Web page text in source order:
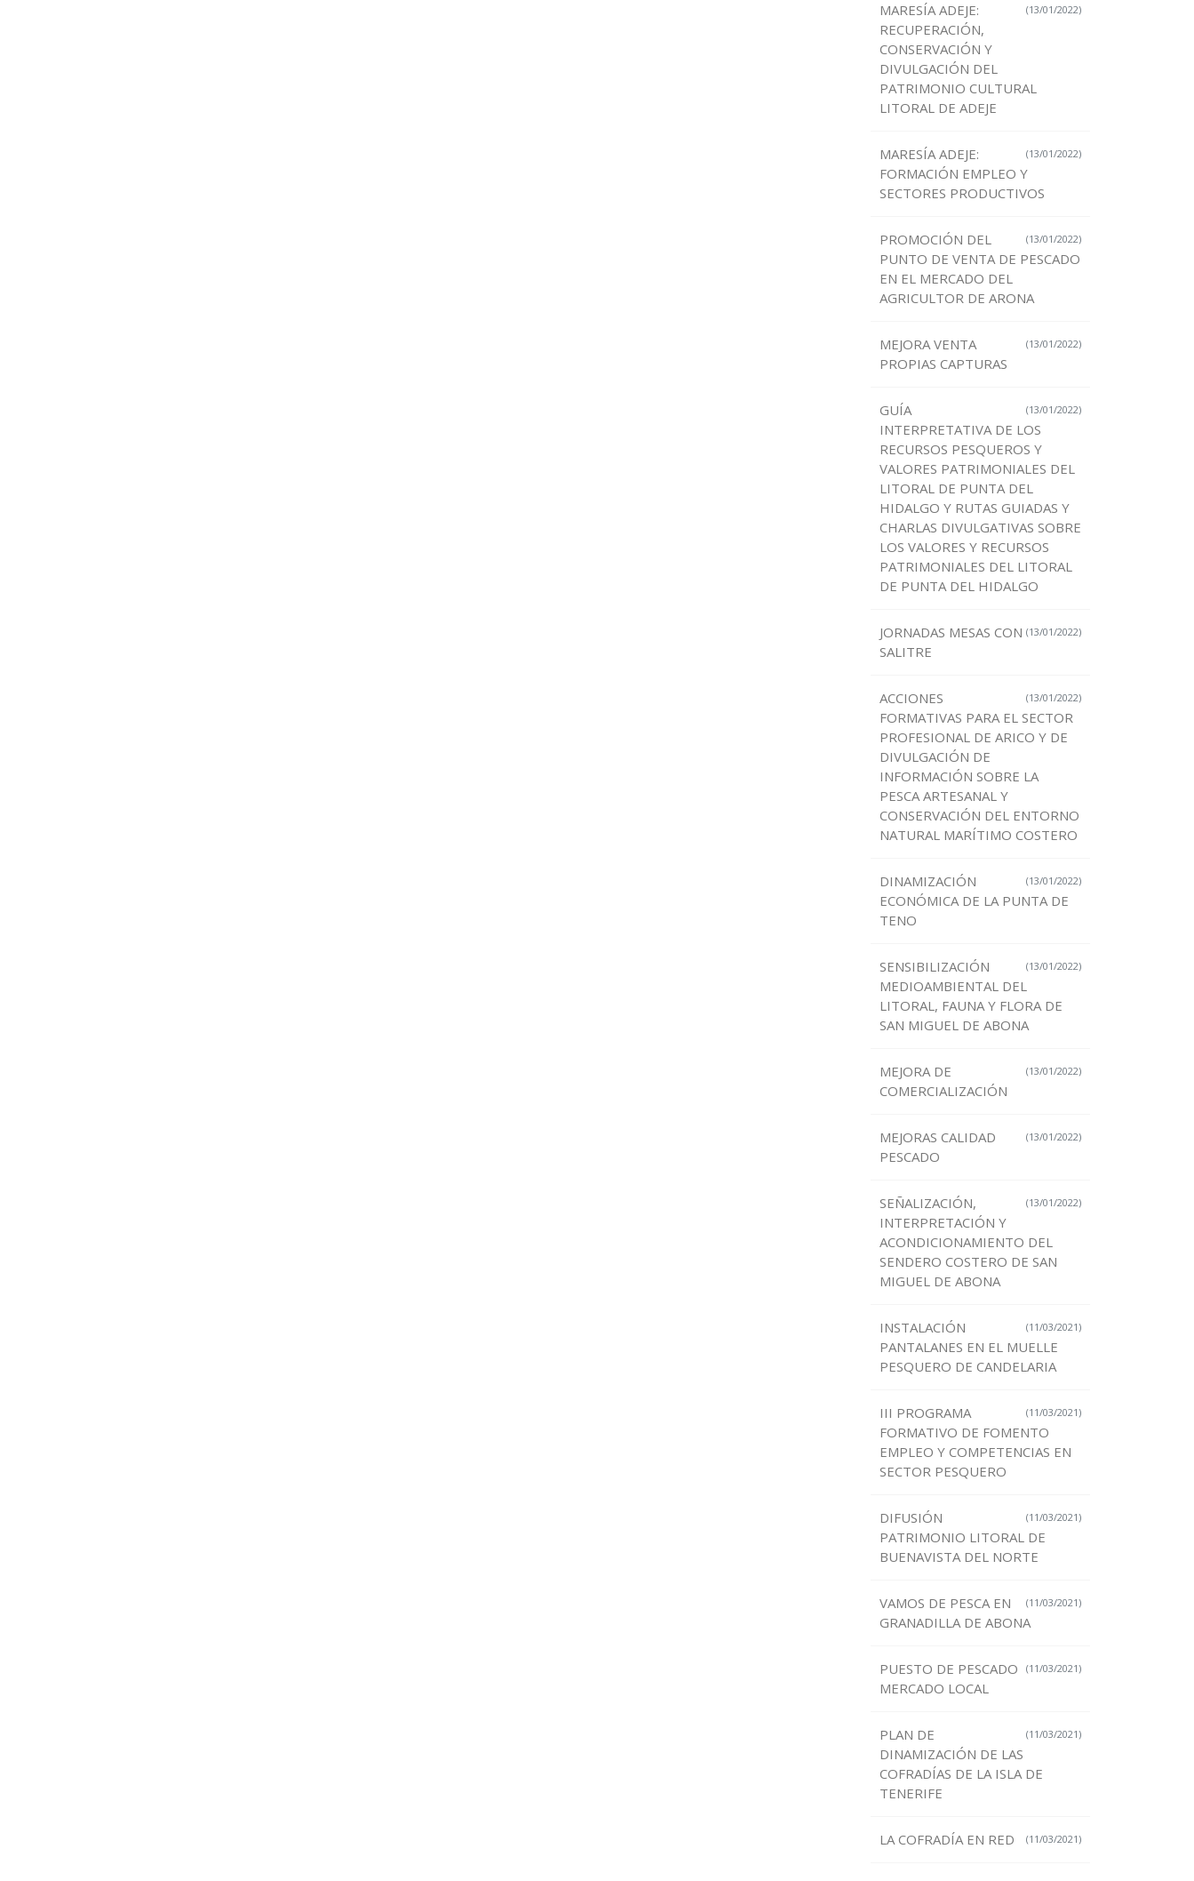
(13/01/2022)
MARESÍA ADEJE:
RECUPERACIÓN,
CONSERVACIÓN Y
DIVULGACIÓN DEL
PATRIMONIO CULTURAL
LITORAL DE ADEJE
(13/01/2022)
MARESÍA ADEJE:
FORMACIÓN EMPLEO Y
SECTORES PRODUCTIVOS
(13/01/2022)
PROMOCIÓN DEL
PUNTO DE VENTA DE PESCADO
EN EL MERCADO DEL
AGRICULTOR DE ARONA
(13/01/2022)
MEJORA VENTA
PROPIAS CAPTURAS
(13/01/2022)
GUÍA
INTERPRETATIVA DE LOS
RECURSOS PESQUEROS Y
VALORES PATRIMONIALES DEL
LITORAL DE PUNTA DEL
HIDALGO Y RUTAS GUIADAS Y
CHARLAS DIVULGATIVAS SOBRE
LOS VALORES Y RECURSOS
PATRIMONIALES DEL LITORAL
DE PUNTA DEL HIDALGO
(13/01/2022)
JORNADAS MESAS CON
SALITRE
(13/01/2022)
ACCIONES
FORMATIVAS PARA EL SECTOR
PROFESIONAL DE ARICO Y DE
DIVULGACIÓN DE
INFORMACIÓN SOBRE LA
PESCA ARTESANAL Y
CONSERVACIÓN DEL ENTORNO
NATURAL MARÍTIMO COSTERO
(13/01/2022)
DINAMIZACIÓN
ECONÓMICA DE LA PUNTA DE
TENO
(13/01/2022)
SENSIBILIZACIÓN
MEDIOAMBIENTAL DEL
LITORAL, FAUNA Y FLORA DE
SAN MIGUEL DE ABONA
(13/01/2022)
MEJORA DE
COMERCIALIZACIÓN
(13/01/2022)
MEJORAS CALIDAD
PESCADO
(13/01/2022)
SEÑALIZACIÓN,
INTERPRETACIÓN Y
ACONDICIONAMIENTO DEL
SENDERO COSTERO DE SAN
MIGUEL DE ABONA
(11/03/2021)
INSTALACIÓN
PANTALANES EN EL MUELLE
PESQUERO DE CANDELARIA
(11/03/2021)
III PROGRAMA
FORMATIVO DE FOMENTO
EMPLEO Y COMPETENCIAS EN
SECTOR PESQUERO
(11/03/2021)
DIFUSIÓN
PATRIMONIO LITORAL DE
BUENAVISTA DEL NORTE
(11/03/2021)
VAMOS DE PESCA EN
GRANADILLA DE ABONA
(11/03/2021)
PUESTO DE PESCADO
MERCADO LOCAL
(11/03/2021)
PLAN DE
DINAMIZACIÓN DE LAS
COFRADÍAS DE LA ISLA DE
TENERIFE
(11/03/2021)
LA COFRADÍA EN RED